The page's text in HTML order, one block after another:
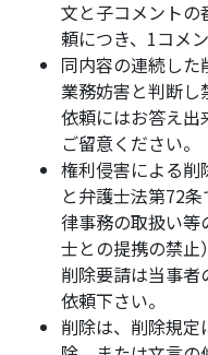
文と子コメント
頼につき、1コメ
同内容の連続した
業務妨害と判断
依頼にはお答え出
ご留意ください。
権利侵害による削
と弁護士法第72
律事務の取扱い
士との提携の禁止
削除要請は当事
依頼下さい。
削除は、削除規